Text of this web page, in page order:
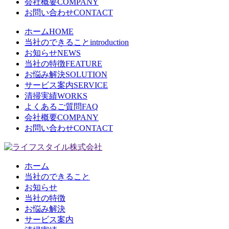
お問い合わせCONTACT
ホームHOME
当社のできることintroduction
お知らせNEWS
当社の特徴FEATURE
お悩み解決SOLUTION
サービス案内SERVICE
清掃実績WORKS
よくあるご質問FAQ
会社概要COMPANY
お問い合わせCONTACT
ホーム
当社のできること
お知らせ
当社の特徴
お悩み解決
サービス案内